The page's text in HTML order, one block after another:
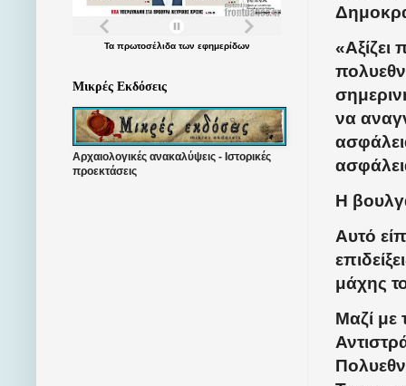
«Αξίζει
να
Η
Αυτό
μάχης
Μαζί με
Τα πρωτοσέλιδατων εφημερίδων
Μικρές Εκδόσεις
Αρχαιολογικές ανακαλύψεις - Ιστορικές
προεκτάσεις